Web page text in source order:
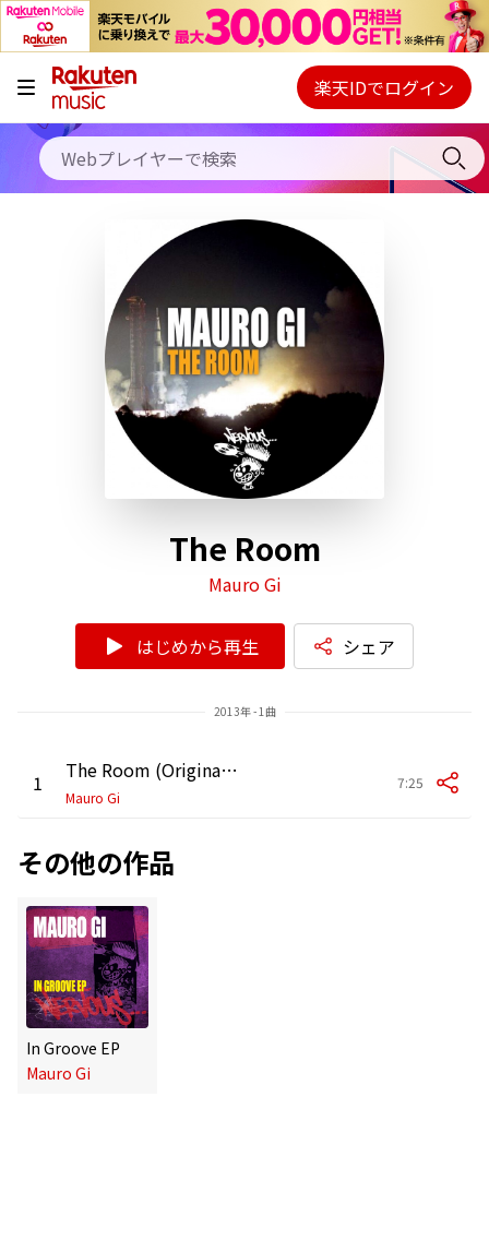
キャンペーン
料金プラン
使い方
初回30日間無料お試し
Webプレイヤー
ご契約内容の確認・変更
楽天IDでログイン
The Room
Mauro Gi
はじめから再生 シェア
2013年 - 1曲
1 The Room (Original Mix)
Mauro Gi
7:25
その他の作品
In Groove EP
Mauro Gi